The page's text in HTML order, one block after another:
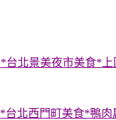
*台北景美夜市美食*
*台北西門町美食*鴨肉